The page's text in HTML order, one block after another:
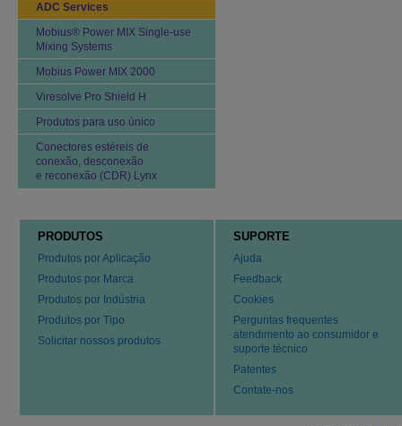
ADC Services
Mobius® Power MIX Single-use
Mixing Systems
Mobius Power MIX 2000
Viresolve Pro Shield H
Produtos para uso único
Conectores estéreis de
conexão, desconexão
e reconexão (CDR) Lynx
PRODUTOS
Produtos por Aplicação
Produtos por Marca
Produtos por Indústria
Produtos por Tipo
Solicitar nossos produtos
SUPORTE
Ajuda
Feedback
Cookies
Perguntas frequentes
atendimento ao consumidor e
suporte técnico
Patentes
Contate-nos